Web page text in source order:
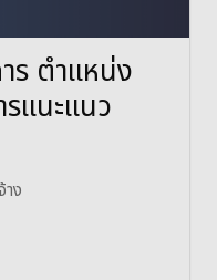
ร ตำแหน่ง
แนะแนว
ง